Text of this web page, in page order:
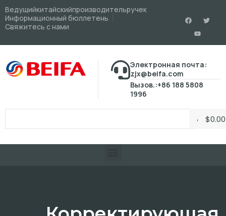
Ведущийкитайскийпроизводительручек
Информационный бюллетень
Свяжитесь с нами
Электронная почта:
zjx@beifa.com
Вызов.:+86 188 5808
1996
$0.00